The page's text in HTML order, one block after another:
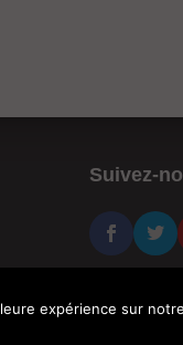
Suivez-
expérience sur